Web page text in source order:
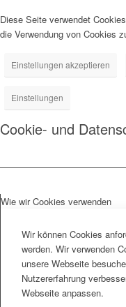
Diese Seite verwendet
die Verwendung von Cookies
Einstellungen akzeptieren
Einstellungen
Cookie- und
Wie wir Cookies verwenden
Wir können Cookies
werden. Wir verwenden
unsere Webseite
Nutzererfahrung
Webseite anpassen.